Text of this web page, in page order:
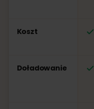
Koszt
Doładowanie